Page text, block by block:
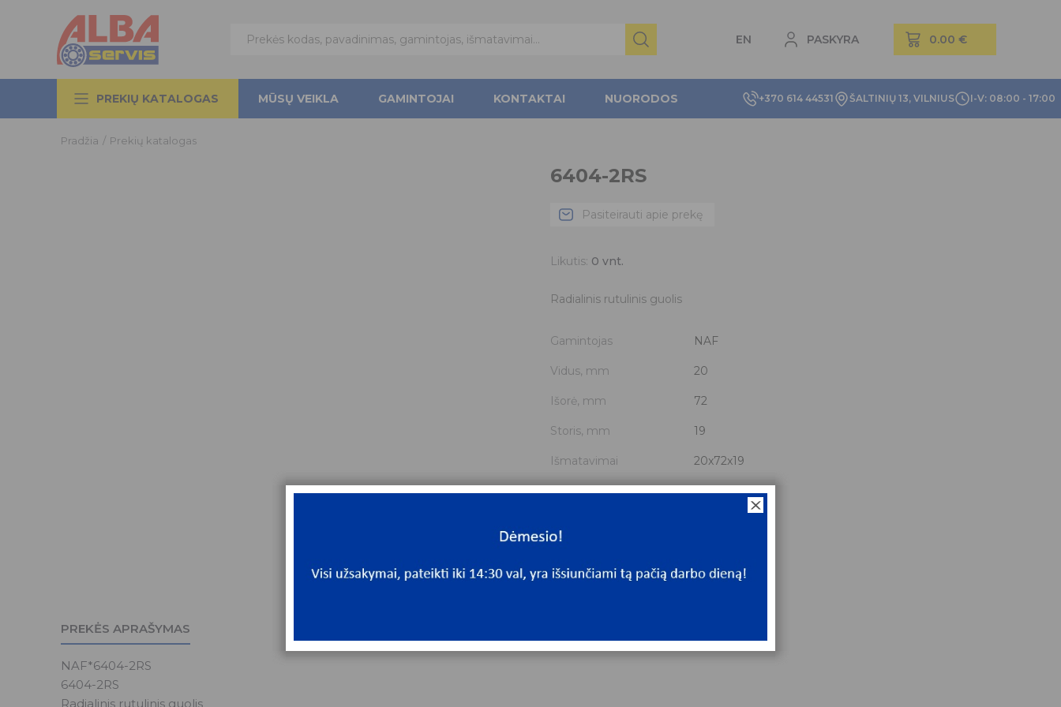
EN PASKYRA
+370 614 44531 ŠALTINIŲ 13, VILNIUS I-V: 08:00 - 17:00
PREKIŲ KATALOGAS MŪSŲ VEIKLA GAMINTOJAI KONTAKTAI NUORODOS
Pradžia / Prekių katalogas
6404-2RS
Pasiteirauti apie prekę
Likutis: 0 vnt.
Radialinis rutulinis guolis
Gamintojas NAF
Vidus, mm 20
Išorė, mm 72
Storis, mm 19
Išmatavimai 20x72x19
Mato vnt. VNT
PREKĖS APRAŠYMAS
NAF*6404-2RS
6404-2RS
Radialinis rutulinis guolis